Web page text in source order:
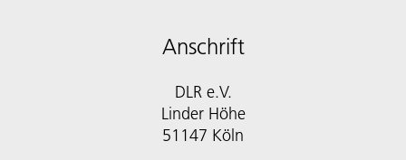
Anschrift
DLR e.V.
Linder Höhe
51147 Köln